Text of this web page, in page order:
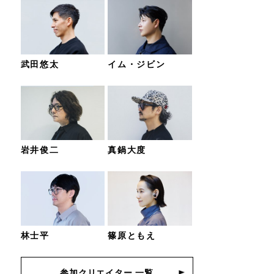
武田悠太 イム・ジビン
岩井俊二 真鍋大度
林士平 篠原ともえ